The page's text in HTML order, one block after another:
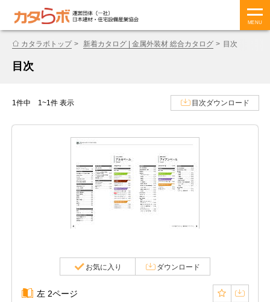
MENU
カタラボトップ 新着カタログ | 金属外装材 総合カタログ 目次
目次
1件中 1~1件 表示 目次ダウンロード
お気に入り ダウンロード
左 2ページ